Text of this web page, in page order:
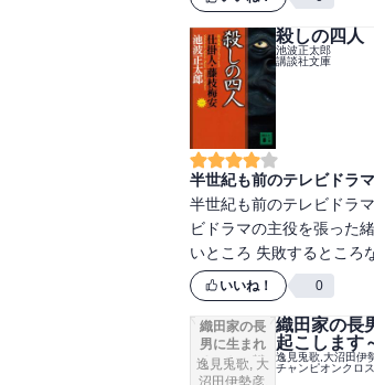
殺しの四人
池波正太郎
講談社文庫
半世紀も前のテレビドラマ
半世紀も前のテレビドラ
ビドラマの主役を張った
いところ 失敗するところ
いいね！ 0
織田家の長
男に生まれ
ました～戦
国時代に転
逸見兎歌, 大
沼田伊勢彦,
織田家の長
起こしま
逸見兎歌,大沼田伊
チャンピオンクロス